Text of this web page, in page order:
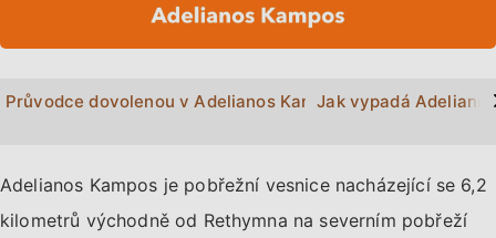
Průvodce dovolenou v Adelianos KamposJak vypadá
Adelianos Kampos je pobřežní vesnice nacházející se 6,2
kilometrů východně od Rethymna na severním pobřeží